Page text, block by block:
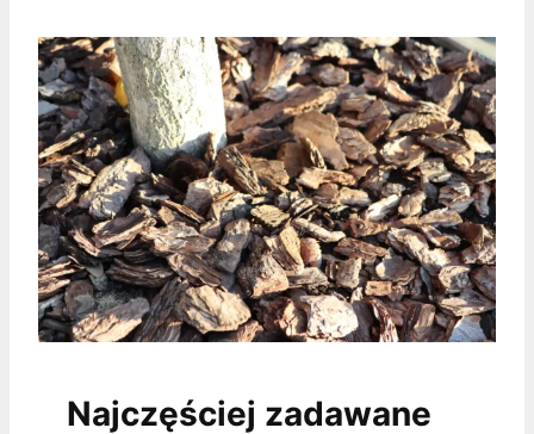
Najczęściej zadawane